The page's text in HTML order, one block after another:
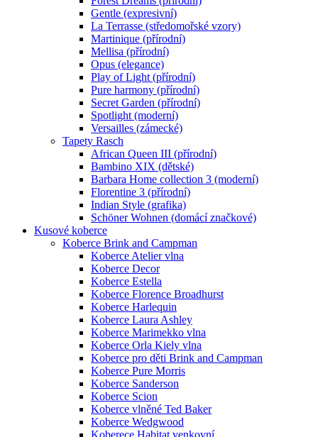
Gentle (expresivní)
La Terrasse (středomořské vzory)
Martinique (přírodní)
Mellisa (přírodní)
Opus (elegance)
Play of Light (přírodní)
Pure harmony (přírodní)
Secret Garden (přírodní)
Spotlight (moderní)
Versailles (zámecké)
Tapety Rasch
African Queen III (přírodní)
Bambino XIX (dětské)
Barbara Home collection 3 (moderní)
Florentine 3 (přírodní)
Indian Style (grafika)
Schöner Wohnen (domácí značkové)
Kusové koberce
Koberce Brink and Campman
Koberce Atelier vlna
Koberce Decor
Koberce Estella
Koberce Florence Broadhurst
Koberce Harlequin
Koberce Laura Ashley
Koberce Marimekko vlna
Koberce Orla Kiely vlna
Koberce pro děti Brink and Campman
Koberce Pure Morris
Koberce Sanderson
Koberce Scion
Koberce vlněné Ted Baker
Koberce Wedgwood
Koberece Habitat venkovní